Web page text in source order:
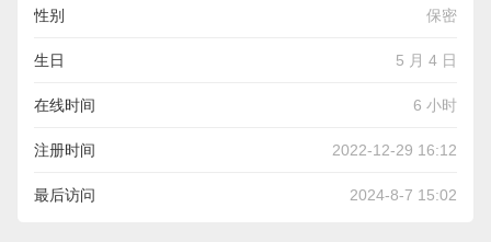
性别 保密
生日 5 月 4 日
在线时间 6 小时
注册时间 2022-12-29 16:12
最后访问 2024-8-7 15:02